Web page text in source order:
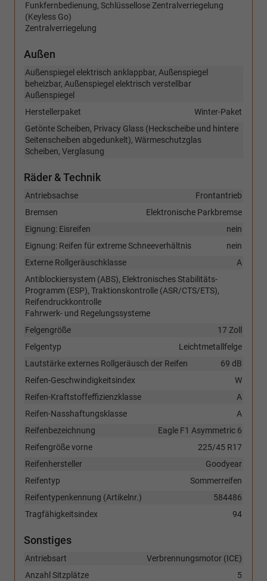
Funkfernbedienung, Schlüssellose Zentralverriegelung
(Keyless Go)
Zentralverriegelung
Außen
Außenspiegel elektrisch anklappbar, Außenspiegel
beheizbar, Außenspiegel elektrisch verstellbar
Außenspiegel
Winter-Paket
Herstellerpaket
Getönte Scheiben, Privacy Glass (Heckscheibe und hintere
Seitenscheiben abgedunkelt), Wärmeschutzglas
Scheiben, Verglasung
Räder & Technik
Frontantrieb
Antriebsachse
Elektronische Parkbremse
Bremsen
nein
Eignung: Eisreifen
nein
Eignung: Reifen für extreme Schneeverhältnis
A
Externe Rollgeräuschklasse
Antiblockiersystem (ABS), Elektronisches Stabilitäts-
Programm (ESP), Traktionskontrolle (ASR/CTS/ETS),
Reifendruckkontrolle
Fahrwerk- und Regelungssysteme
17 Zoll
Felgengröße
Leichtmetallfelge
Felgentyp
69 dB
Lautstärke externes Rollgeräusch der Reifen
W
Reifen-Geschwindigkeitsindex
A
Reifen-Kraftstoffeffizienzklasse
A
Reifen-Nasshaftungsklasse
Eagle F1 Asymmetric 6
Reifenbezeichnung
225/45 R17
Reifengröße vorne
Goodyear
Reifenhersteller
Sommerreifen
Reifentyp
584486
Reifentypenkennung (Artikelnr.)
94
Tragfähigkeitsindex
Sonstiges
Verbrennungsmotor (ICE)
Antriebsart
5
Anzahl Sitzplätze